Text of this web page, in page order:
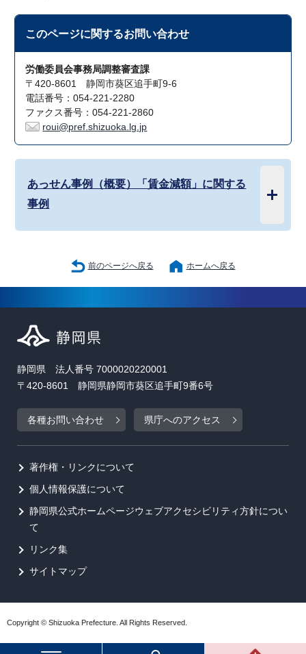
このページに関するお問い合わせ
労働委員会事務局調整審査課
〒420-8601 静岡市葵区追手町9-6
電話番号：054-221-2280
ファクス番号：054-221-2860
roui@pref.shizuoka.lg.jp
あっせん事例（概要）「賃金減額」に関する
事例
前のページへ戻る ホームへ戻る
静岡県 法人番号 7000020220001
〒420-8601 静岡県静岡市葵区追手町9番6号
各種お問い合わせ 県庁へのアクセス
著作権・リンクについて
個人情報保護について
静岡県公式ホームページウェブアクセシビリティ方針につい
て
リンク集
サイトマップ
Copyright © Shizuoka Prefecture. All Rights Reserved.